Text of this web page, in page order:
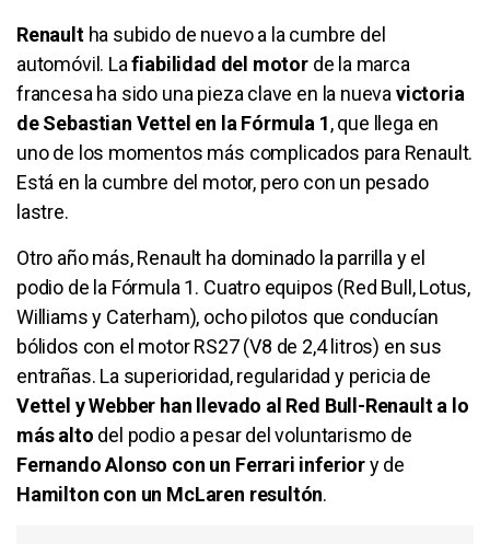
Renaultha subido de nuevo a la cumbre del
automóvil. Lafiabilidad del motor de la marca
francesa ha sido una pieza clave en la nueva victoria
de Sebastian Vettel en la Fórmula 1, que llega en
uno de los momentos más complicados para Renault.
Está en la cumbre del motor, pero con un pesado
lastre.
Otro año más, Renault ha dominado la parrilla y el
podio de la Fórmula 1. Cuatro equipos (Red Bull, Lotus,
Williams y Caterham), ocho pilotos que conducían
bólidos con el motor RS27 (V8 de 2,4 litros) en sus
entrañas. La superioridad, regularidad y pericia de
Vettel y Webber han llevado al Red Bull-Renault a lo
más alto del podio a pesar del voluntarismo de
Fernando Alonso con un Ferrari inferiory de
Hamilton con un McLaren resultón.